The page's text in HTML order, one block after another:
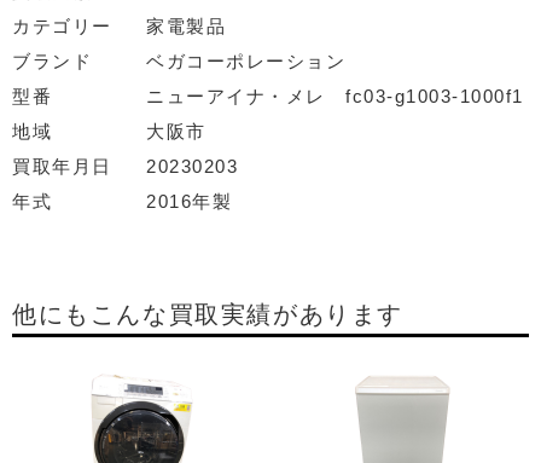
カテゴリー
家電製品
ブランド
ベガコーポレーション
型番
ニューアイナ・メレ fc03-g1003-1000f1
地域
大阪市
買取年月日
20230203
年式
2016年製
他にもこんな買取実績があります